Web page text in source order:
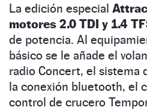
La edición especial
motores 2.0 TDI y 1.4
de potencia. Al
básico se le añade el
radio Concert, el sistema
la conexión bluetooth, el
control de crucero